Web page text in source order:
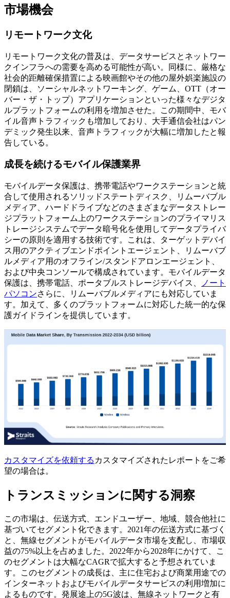
市場機会
リモートワーク文化
リモートワーク文化の普及は、データサービスとネットワー
クインフラへの需要を高める可能性が高い。同様に、厳格な
社会的距離確保措置による映画館やその他の屋外娯楽施設の
閉鎖は、ソーシャルネットワーキング、ゲーム、OTT（オー
バー・ザ・トップ）アプリケーションといった様々なデジタ
ルプラットフォームの利用を増加させた。この期間中、モバ
イル音声トラフィックも増加しており、大手通信会社はパン
デミック発生以来、音声トラフィックが大幅に増加したと報
告している。
成長を続けるモバイル保護業界
モバイルデータ保護は、携帯電話やワークステーションと統
合して使用されるソリッドステートディスク、リムーバブル
メディア、ハードドライブなどのさまざまなデータストレー
ジプラットフォーム上のワークステーションのプライマリス
トレージシステムでデータ暗号化を使用してデータプライバ
シーの原則を適用する技術です。これは、ターゲットデバイ
ス用のアクティブエンドポイントエージェント、リムーバブ
ルメディア用のオフライン/スタンドアロンエージェント、
および中央コンソールで構成されています。モバイルデータ
保護は、携帯電話、ポータブルストレージデバイス、
ノート
パソコンさらに、リムーバブルメディアにも対応していま
す。加えて、多くのプラットフォームに対応した統一的な保
護ガイドラインを提供しています。
カスタマイズを依頼する カスタマイズされたレポートをご希
望の場合は。
トランスミッションに関する洞察
この市場は、伝送方式、エンドユーザー、地域、競合他社に
基づいてセグメント化できます。2021年の伝送方式に基づく
と、無線セグメントがモバイルデータ市場を支配し、市場収
益の75%以上を占めました。2022年から2028年にかけて、こ
のセグメントは大幅なCAGRで拡大すると予想されていま
す。このセグメントの成長は、主に住宅および商業用途での
インターネットおよびモバイルデータサービスの利用増加に
よるものです。発展途上の5G波は、無線ネットワークと有